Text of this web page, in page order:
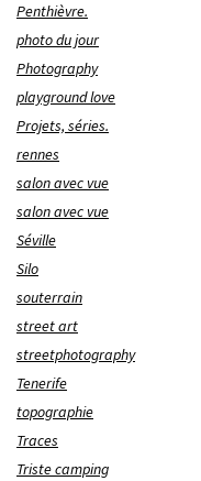
Penthièvre.
photo du jour
Photography
playground love
Projets, séries.
rennes
salon avec vue
salon avec vue
Séville
Silo
souterrain
street art
streetphotography
Tenerife
topographie
Traces
Triste camping